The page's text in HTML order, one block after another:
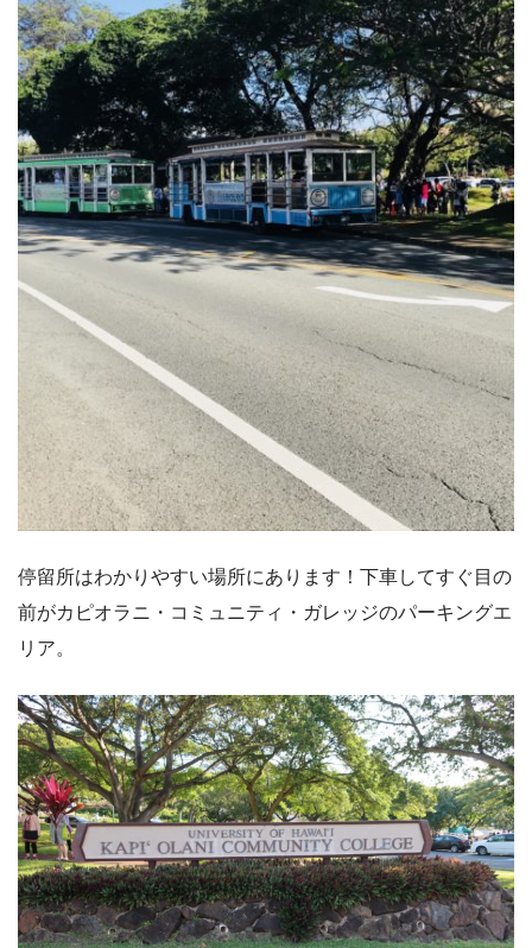
停留所はわかりやすい場所にあります！下車してすぐ目の
前がカピオラニ・コミュニティ・ガレッジのパーキングエ
リア。